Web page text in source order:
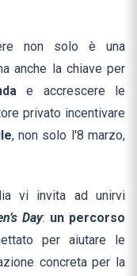
non solo è una
anche la chiave per
e accrescere le
privato incentivare
, non solo l'8 marzo,
vi invita ad unirvi
Day: un percorso
per aiutare le
concreta per la